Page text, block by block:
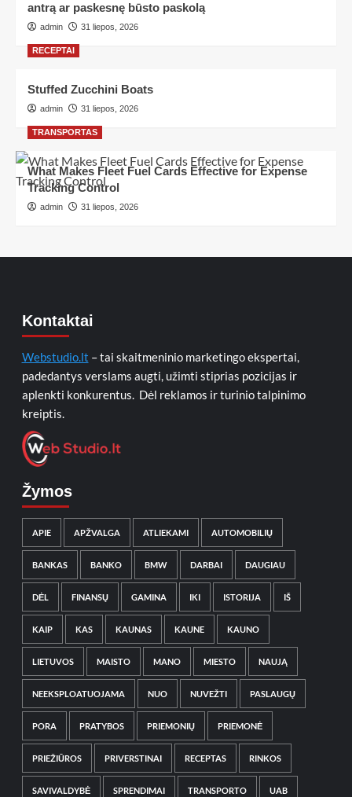
antrą ar paskesnę būsto paskolą
admin 31 liepos, 2026
RECEPTAI
Stuffed Zucchini Boats
admin 31 liepos, 2026
TRANSPORTAS
What Makes Fleet Fuel Cards Effective for Expense
Tracking Control
admin 31 liepos, 2026
Kontaktai
Webstudio.lt – tai skaitmeninio marketingo ekspertai,
padedantys verslams augti, užimti stiprias pozicijas ir
aplenkti konkurentus. Dėl reklamos ir turinio talpinimo
kreiptis.
Žymos
APIE APŽVALGA ATLIEKAMI AUTOMOBILIŲ
BANKAS BANKO BMW DARBAI DAUGIAU
DĖL FINANSŲ GAMINA IKI ISTORIJA IŠ
KAIP KAS KAUNAS KAUNE KAUNO
LIETUVOS MAISTO MANO MIESTO NAUJĄ
NEEKSPLOATUOJAMA NUO NUVEŽTI PASLAUGŲ
PORA PRATYBOS PRIEMONIŲ PRIEMONĖ
PRIEŽIŪROS PRIVERSTINAI RECEPTAS RINKOS
SAVIVALDYBĖ SPRENDIMAI TRANSPORTO UAB